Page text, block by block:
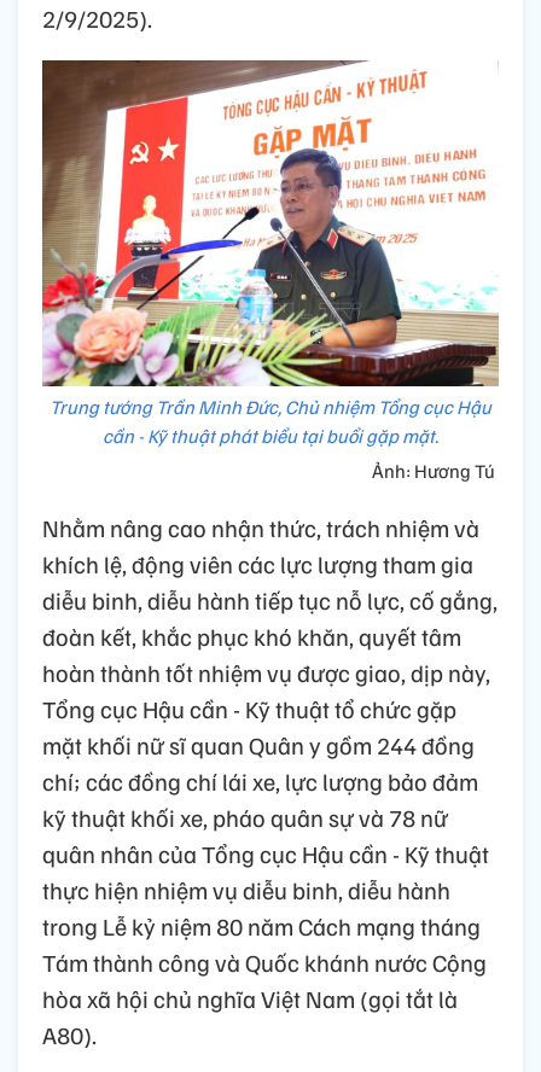
2/9/2025).
Trung tướng Trần Minh Đức, Chủ nhiệm Tổng cục Hậu
cần - Kỹ thuật phát biểu tại buổi gặp mặt.
Ảnh: Hương Tú
Nhằm nâng cao nhận thức, trách nhiệm và
khích lệ, động viên các lực lượng tham gia
diễu binh, diễu hành tiếp tục nỗ lực, cố gắng,
đoàn kết, khắc phục khó khăn, quyết tâm
hoàn thành tốt nhiệm vụ được giao, dịp này,
Tổng cục Hậu cần - Kỹ thuật tổ chức gặp
mặt khối nữ sĩ quan Quân y gồm 244 đồng
chí; các đồng chí lái xe, lực lượng bảo đảm
kỹ thuật khối xe, pháo quân sự và 78 nữ
quân nhân của Tổng cục Hậu cần - Kỹ thuật
thực hiện nhiệm vụ diễu binh, diễu hành
trong Lễ kỷ niệm 80 năm Cách mạng tháng
Tám thành công và Quốc khánh nước Cộng
hòa xã hội chủ nghĩa Việt Nam (gọi tắt là
A80).